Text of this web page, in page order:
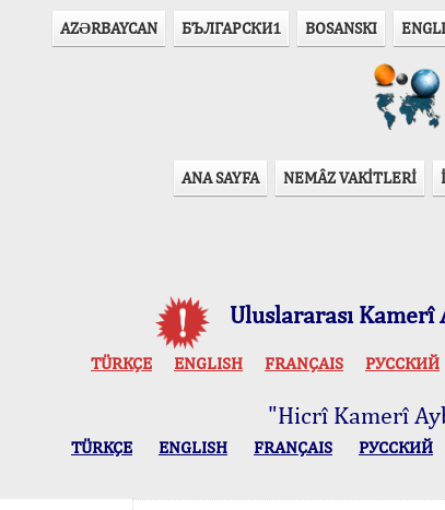
AZӘRBAYCAN БЪЛГАРСКИ1 BOSANSKI
ANA SAYFA NEMÂZ VAKİTLERİ
Uluslararası Kamerî
TÜRKÇE ENGLISH FRANÇAIS РУССКИЙ
"Hicrî Kamerî
TÜRKÇE ENGLISH FRANÇAIS РУССКИЙ